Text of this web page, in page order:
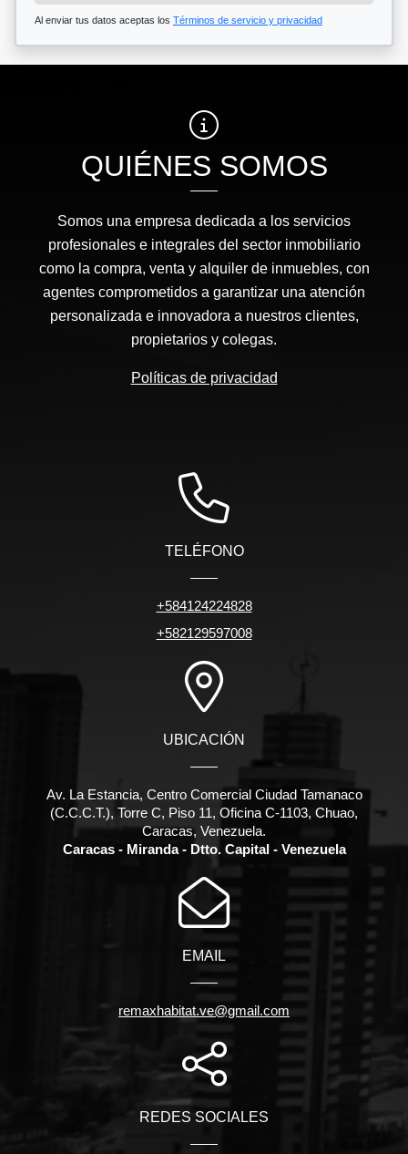
Al enviar tus datos aceptas los Términos de servicio y privacidad
QUIÉNES SOMOS
Somos una empresa dedicada a los servicios
profesionales e integrales del sector inmobiliario
como la compra, venta y alquiler de inmuebles, con
agentes comprometidos a garantizar una atención
personalizada e innovadora a nuestros clientes,
propietarios y colegas.
Políticas de privacidad
TELÉFONO
+584124224828
+582129597008
UBICACIÓN
Av. La Estancia, Centro Comercial Ciudad Tamanaco
(C.C.C.T.), Torre C, Piso 11, Oficina C-1103, Chuao,
Caracas, Venezuela.
Caracas - Miranda - Dtto. Capital - Venezuela
EMAIL
remaxhabitat.ve@gmail.com
REDES SOCIALES